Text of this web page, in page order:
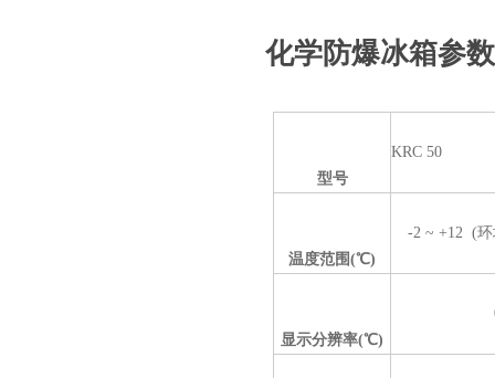
化学防爆冰箱参数
型号
KRC 50
温度范围(℃)
-2 ~ +12 (
显示分辨率(℃)